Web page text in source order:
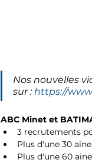
Nos nouvelles
sur : https://
ABC Minet et
3 recrutements
Plus d'une 30
Plus d'une 60